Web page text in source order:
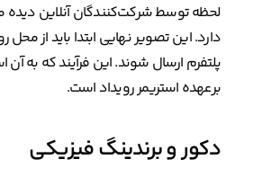
لحظه توسط شرکت‌کنندگان آنلاین دیده
دارد. این تصویر نهایی ابتدا باید از محل
پلتفرم ارسال شوند. این فرآیند که به
برعهده استریمر رویداد است.
دکور و برندینگ فیزیکی